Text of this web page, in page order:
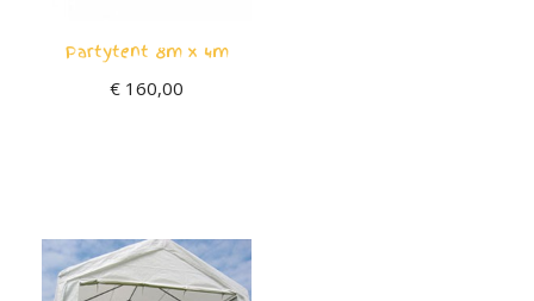
Partytent 8m x 4m
€ 160,00